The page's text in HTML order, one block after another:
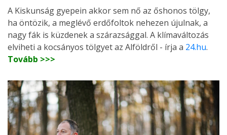
A Kiskunság gyepein akkor sem nő az őshonos tölgy,
ha öntözik, a meglévő erdőfoltok nehezen újulnak, a
nagy fák is küzdenek a szárazsággal. A klímaváltozás
elviheti a kocsányos tölgyet az Alföldről - írja a 24.hu.
Tovább >>>